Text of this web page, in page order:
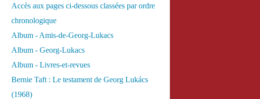
Accès aux pages ci-dessous classées par ordre
chronologique
Album - Amis-de-Georg-Lukacs
Album - Georg-Lukacs
Album - Livres-et-revues
Bernie Taft : Le testament de Georg Lukács
(1968)